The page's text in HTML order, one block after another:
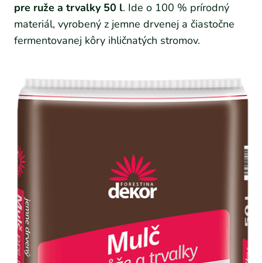
pre ruže a trvalky 50 l. Ide o 100 % prírodný
materiál, vyrobený z jemne drvenej a čiastočne
fermentovanej kôry ihličnatých stromov.